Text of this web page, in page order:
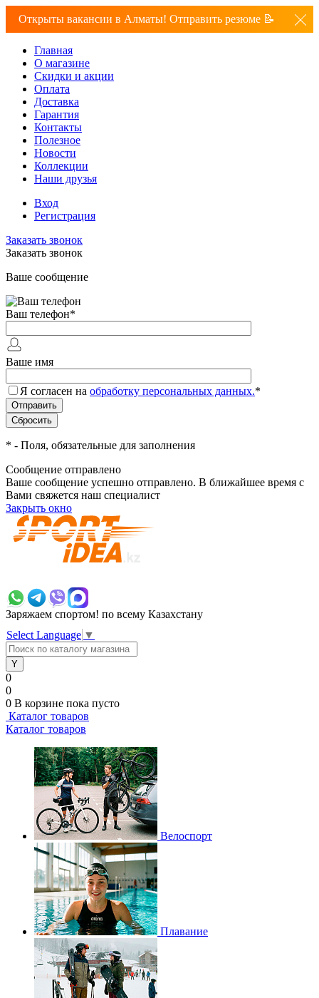
Открыты вакансии в Алматы! Отправить резюме 📝
Главная
О магазине
Скидки и акции
Оплата
Доставка
Гарантия
Контакты
Полезное
Новости
Коллекции
Наши друзья
Вход
Регистрация
Заказать звонок
Заказать звонок
Ваше сообщение
Ваш телефон*
Ваше имя
Я согласен на обработку персональных данных.*
* - Поля, обязательные для заполнения
Сообщение отправлено
Ваше сообщение успешно отправлено. В ближайшее время с
Вами свяжется наш специалист
Закрыть окно
Заряжаем спортом! по всему Казахстану
Select Language ▼
0
0
0 В корзине пока пусто
Каталог товаров
Каталог товаров
Велоспорт
Плавание